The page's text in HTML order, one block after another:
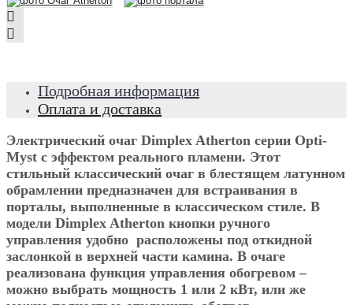
Подробная информация
Оплата и доставка
Электрический очаг Dimplex Atherton серии Opti-
Myst с эффектом реального пламени. Этот
стильный классический очаг в блестящем латунном
обрамлении предназначен для встраивания в
порталы, выполненные в классическом стиле. В
модели Dimplex Atherton кнопки ручного
управления удобно расположены под откидной
заслонкой в верхней части камина. В очаге
реализована функция управления обогревом –
можно выбрать мощность 1 или 2 кВт, или же